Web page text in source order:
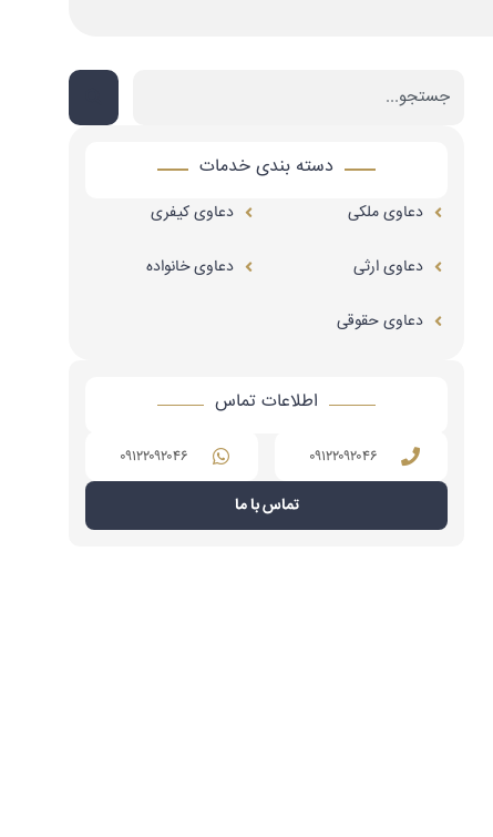
دسته بندی خدمات
دعاوی ملکی
دعاوی ارثی
دعاوی حقوقی
دعاوی کیفری
دعاوی خانواده
اطلاعات تماس
۰۹۱۲۲۰۹۲۰۴۶ ۰۹۱۲۲۰۹۲۰۴۶
تماس با ما